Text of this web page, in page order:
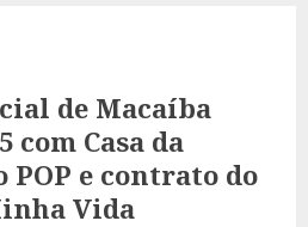
de Macaíba
com Casa da
POP e contrato do
Vida